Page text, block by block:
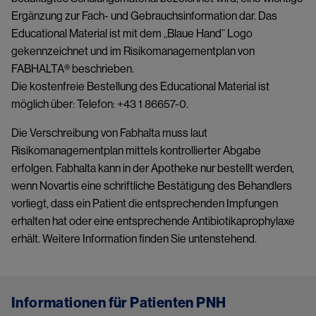
Ergänzung zur Fach- und Gebrauchsinformation dar. Das
Educational Material ist mit dem „Blaue Hand“ Logo
gekennzeichnet und im Risikomanagementplan von
FABHALTA® beschrieben.
Die kostenfreie Bestellung des Educational Material ist
möglich über: Telefon: +43 1 86657-0.
Die Verschreibung von Fabhalta muss laut
Risikomanagementplan mittels kontrollierter Abgabe
erfolgen. Fabhalta kann in der Apotheke nur bestellt werden,
wenn Novartis eine schriftliche Bestätigung des Behandlers
vorliegt, dass ein Patient die entsprechenden Impfungen
erhalten hat oder eine entsprechende Antibiotikaprophylaxe
erhält. Weitere Information finden Sie untenstehend.
Informationen für Patienten PNH